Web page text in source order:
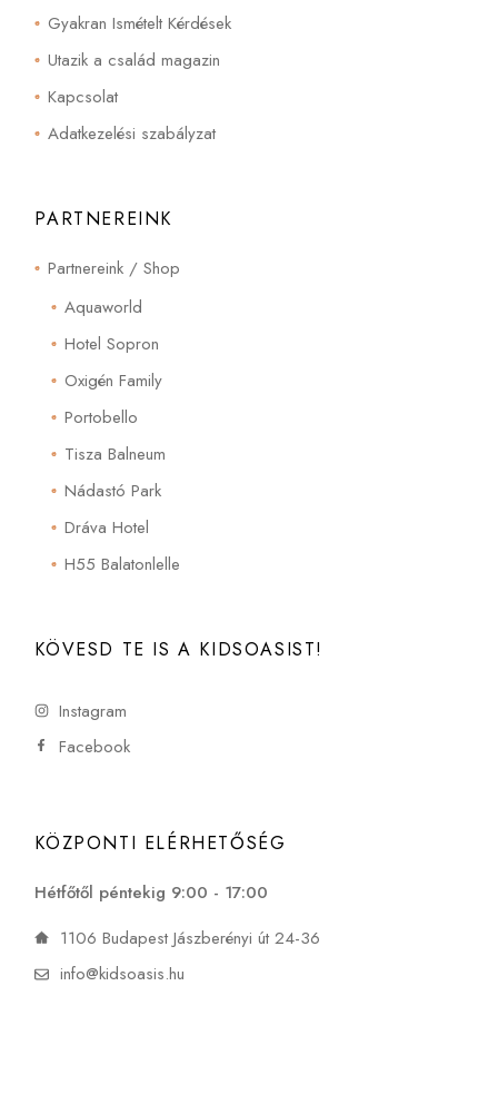
Gyakran Ismételt Kérdések
Utazik a család magazin
Kapcsolat
Adatkezelési szabályzat
PARTNEREINK
Partnereink / Shop
Aquaworld
Hotel Sopron
Oxigén Family
Portobello
Tisza Balneum
Nádastó Park
Dráva Hotel
H55 Balatonlelle
KÖVESD TE IS A KIDSOASIST!
Instagram
Facebook
KÖZPONTI ELÉRHETŐSÉG
Hétfőtől péntekig 9:00 - 17:00
1106 Budapest Jászberényi út 24-36
info@kidsoasis.hu